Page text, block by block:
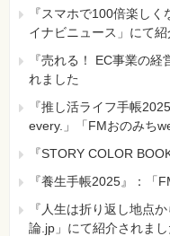
『スマホで100倍楽し
イナビニュース」にて
『売れる！ EC事業の
れました
『推し活ライフ手帳
every.」「FMおのみち
『STORY COLOR
『養生手帳2025』：「
『人生は折り返し地点
論.jp」にて紹介されまし